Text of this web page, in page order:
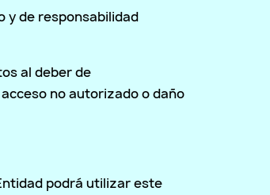
y de responsabilidad
al deber de
no autorizado o daño
podrá utilizar este